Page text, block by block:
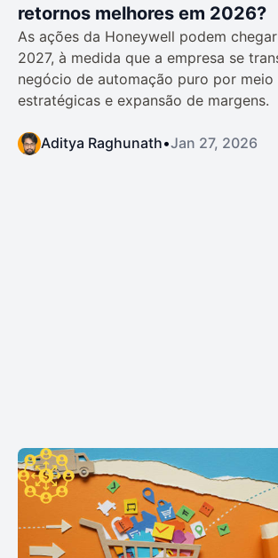
retornos melhores em 2026?
As ações da Honeywell podem
2027, à medida que a empresa se
negócio de automação puro por meio
estratégicas e expansão de margens.
Aditya Raghunath•Jan 27, 2026